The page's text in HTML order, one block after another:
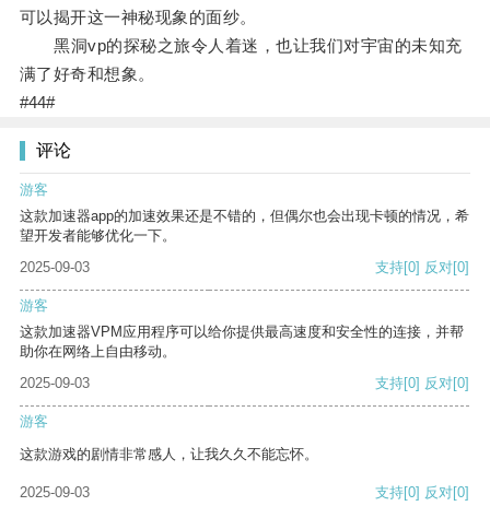
可以揭开这一神秘现象的面纱。
黑洞vp的探秘之旅令人着迷，也让我们对宇宙的未知充
满了好奇和想象。
#44#
评论
游客
这款加速器app的加速效果还是不错的，但偶尔也会出现卡顿的情况，希
望开发者能够优化一下。
2025-09-03
支持[0] 反对[0]
游客
这款加速器VPM应用程序可以给你提供最高速度和安全性的连接，并帮
助你在网络上自由移动。
2025-09-03
支持[0] 反对[0]
游客
这款游戏的剧情非常感人，让我久久不能忘怀。
2025-09-03 支持[0] 反对[0]